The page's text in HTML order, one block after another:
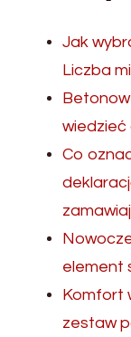
Jak
Liczba
wiedzieć
Co
element
Komfort
zestaw